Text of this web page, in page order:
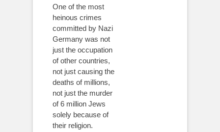
One of the most
heinous crimes
committed by Nazi
Germany was not
just the occupation
of other countries,
not just causing the
deaths of millions,
not just the murder
of 6 million Jews
solely because of
their religion.